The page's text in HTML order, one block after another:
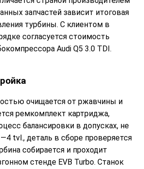
запчастей зависит итоговая
турбины. С клиентом в
согласуется стоимость
Audi Q5 3.0 TDI.
очищается от ржавчины и
ремкомплект картриджа,
балансировки в допусках, не
tvl., деталь в сборе проверяется
собирается и проходит
стенде EVB Turbo. Станок